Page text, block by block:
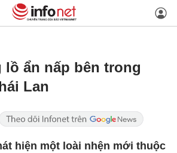
lồ ẩn nấp bên trong
Lan
hiện một loài nhện mới thuộc